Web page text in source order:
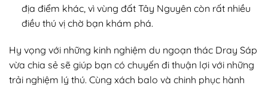
địa điểm khác, vì vùng đất Tây Nguyên còn rất nhiều
điều thú vị chờ bạn khám phá.
Hy vọng với những kinh nghiệm du ngoạn thác Dray Sáp
vừa chia sẻ sẽ giúp bạn có chuyến đi thuận lợi với những
trải nghiệm lý thú. Cùng xách balo và chinh phục hành